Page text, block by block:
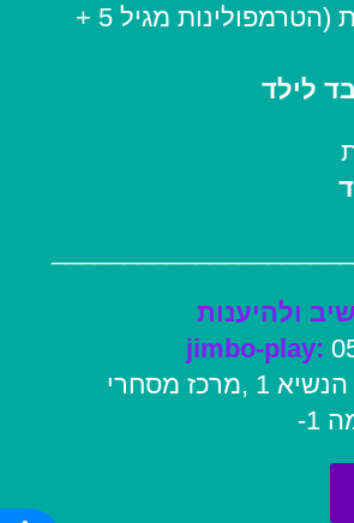
הטרמפולינות (הטרמפולינות מגיל 5 +
ולהיענות
jimbo-play:
רח' הנשיא 1 ,מרכז מסחרי
1-